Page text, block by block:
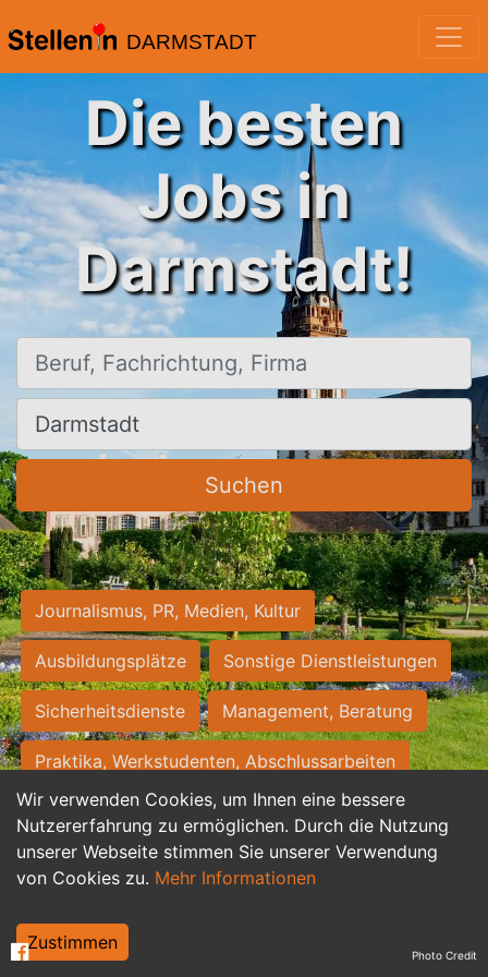
DARMSTADT
Wir verwenden Cookies, um Ihnen eine bessere
Nutzererfahrung zu ermöglichen. Durch die Nutzung
unserer Webseite stimmen Sie unserer Verwendung
von Cookies zu. Mehr Informationen
Zustimmen
Die besten
Jobs in
Darmstadt!
Beruf, Fachrichtung, Firma
Ort, Stadt
Suchen
Journalismus, PR, Medien, Kultur
Ausbildungsplätze Sonstige Dienstleistungen
Sicherheitsdienste Management, Beratung
Praktika, Werkstudenten, Abschlussarbeiten
Personalwesen Assistenz, Sekretariat
Hilfskräfte, Aushilfs- und Nebenjobs
Weiterbildung, Studium, duale Ausbildung Photo Credit